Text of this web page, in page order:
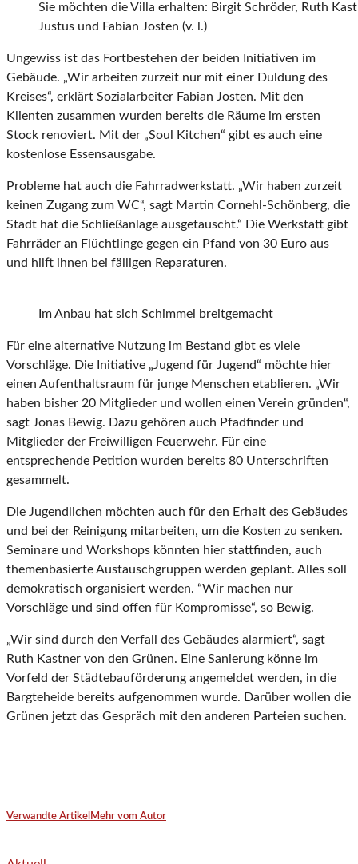
Sie möchten die Villa erhalten: Birgit Schröder, Ruth
Justus und Fabian Josten (v. l.)
Ungewiss ist das Fortbestehen der beiden Initiativen im
Gebäude. „Wir arbeiten zurzeit nur mit einer Duldung des
Kreises“, erklärt Sozialarbeiter Fabian Josten. Mit den
Klienten zusammen wurden bereits die Räume im ersten
Stock renoviert. Mit der „Soul Kitchen“ gibt es auch eine
kostenlose Essensausgabe.
Probleme hat auch die Fahrradwerkstatt. „Wir haben zurzeit
keinen Zugang zum WC“, sagt Martin Cornehl-Schönberg, die
Stadt hat die Schließanlage ausgetauscht.“ Die Werkstatt gibt
Fahrräder an Flüchtlinge gegen ein Pfand von 30 Euro aus
und hilft ihnen bei fälligen Reparaturen.
Im Anbau hat sich Schimmel breitgemacht
Für eine alternative Nutzung im Bestand gibt es viele
Vorschläge. Die Initiative „Jugend für Jugend“ möchte hier
einen Aufenthaltsraum für junge Menschen etablieren. „Wir
haben bisher 20 Mitglieder und wollen einen Verein gründen“,
sagt Jonas Bewig. Dazu gehören auch Pfadfinder und
Mitglieder der Freiwilligen Feuerwehr. Für eine
entsprechende Petition wurden bereits 80 Unterschriften
gesammelt.
Die Jugendlichen möchten auch für den Erhalt des Gebäudes
und bei der Reinigung mitarbeiten, um die Kosten zu senken.
Seminare und Workshops könnten hier stattfinden, auch
themenbasierte Austauschgruppen werden geplant. Alles soll
demokratisch organisiert werden. “Wir machen nur
Vorschläge und sind offen für Kompromisse“, so Bewig.
„Wir sind durch den Verfall des Gebäudes alarmiert“, sagt
Ruth Kastner von den Grünen. Eine Sanierung könne im
Vorfeld der Städtebauförderung angemeldet werden, in die
Bargteheide bereits aufgenommen wurde. Darüber wollen die
Grünen jetzt das Gespräch mit den anderen Parteien suchen.
Verwandte Artikel Mehr vom Autor